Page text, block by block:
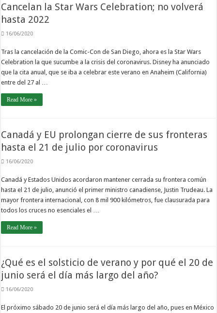
Cancelan la Star Wars Celebration; no volverá
hasta 2022
16/06/2020
Tras la cancelación de la Comic-Con de San Diego, ahora es la Star Wars
Celebration la que sucumbe a la crisis del coronavirus. Disney ha anunciado
que la cita anual, que se iba a celebrar este verano en Anaheim (California)
entre del 27 al …
Read More »
Canadá y EU prolongan cierre de sus fronteras
hasta el 21 de julio por coronavirus
16/06/2020
Canadá y Estados Unidos acordaron mantener cerrada su frontera común
hasta el 21 de julio, anunció el primer ministro canadiense, Justin Trudeau. La
mayor frontera internacional, con 8 mil 900 kilómetros, fue clausurada para
todos los cruces no esenciales el …
Read More »
¿Qué es el solsticio de verano y por qué el 20 de
junio será el día más largo del año?
16/06/2020
El próximo sábado 20 de junio será el día más largo del año, pues en México